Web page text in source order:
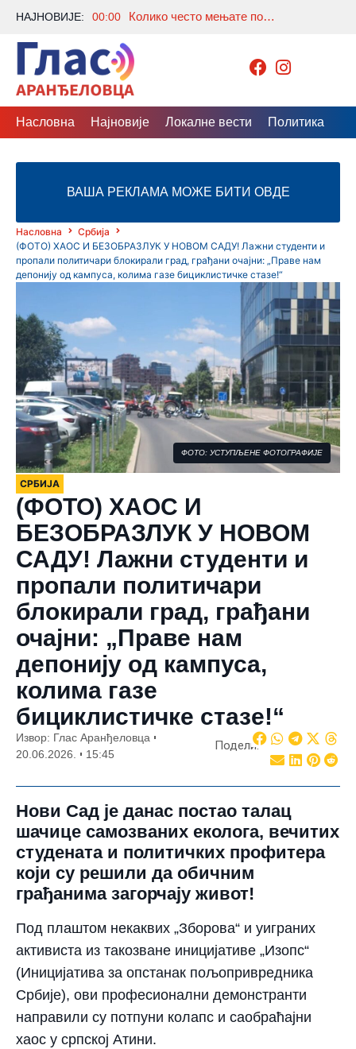
НАЈНОВИЈЕ: 00:00 Колико често мењате постељину? Многи праве исту грешку, а стручњаци откривају колико је заиста потребно
Насловна Најновије Локалне вести Политика
ВАША РЕКЛАМА МОЖЕ БИТИ ОВДЕ
Насловна
Србија
(ФОТО) ХАОС И БЕЗОБРАЗЛУК У НОВОМ САДУ! Лажни студенти и
пропали политичари блокирали град, грађани очајни: „Праве нам
депонију од кампуса, колима газе бициклистичке стазе!“
ФОТО: УСТУПЉЕНЕ ФОТОГРАФИЈЕ
СРБИЈА
(ФОТО) ХАОС И
БЕЗОБРАЗЛУК У НОВОМ
САДУ! Лажни студенти и
пропали политичари
блокирали град, грађани
очајни: „Праве нам
депонију од кампуса,
колима газе
бициклистичке стазе!“
Извор: Глас Аранђеловца
20.06.2026.
15:45
Подели:
Нови Сад је данас постао талац
шачице самозваних еколога, вечитих
студената и политичких профитера
који су решили да обичним
грађанима загорчају живот!
Под плаштом некаквих „Зборова“ и уиграних
активиста из такозване иницијативе „Изопс“
(Иницијатива за опстанак пољопривредника
Србије), ови професионални демонстранти
направили су потпуни колапс и саобраћајни
хаос у српској Атини.